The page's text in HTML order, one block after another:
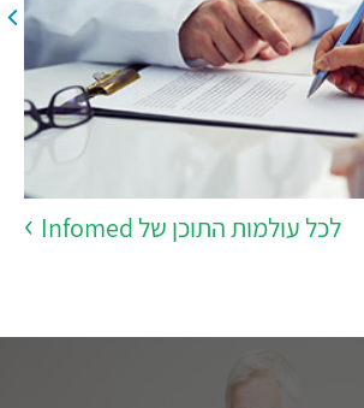
לכל עולמות התוכן של Infomed